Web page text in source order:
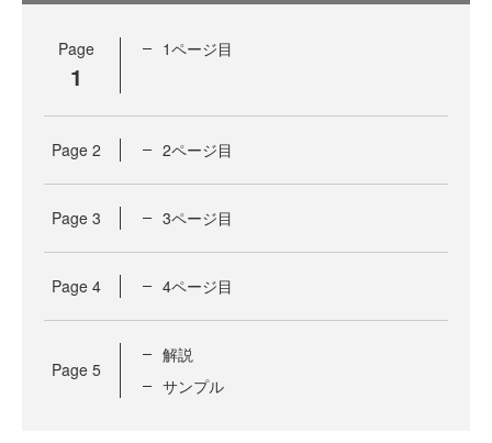
Page
1
1ページ目
Page 2 2ページ目
Page 3 3ページ目
Page 4 4ページ目
Page 5
解説
サンプル